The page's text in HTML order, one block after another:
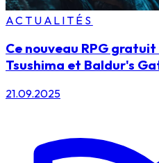
ACTUALITÉS
Ce nouveau RPG
Tsushima et Baldur's
21.09.2025